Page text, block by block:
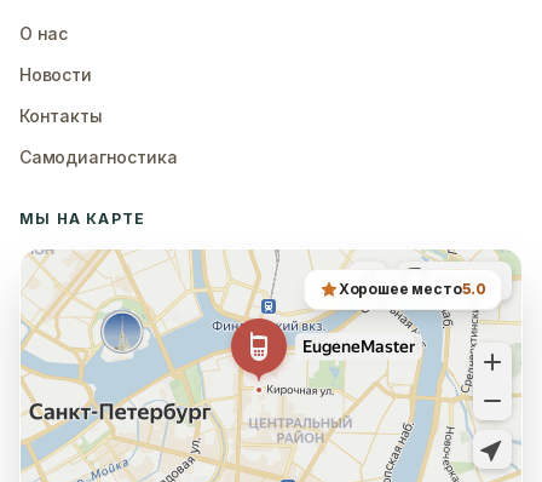
О нас
Новости
Контакты
Самодиагностика
МЫ НА КАРТЕ
Хорошее место5.0